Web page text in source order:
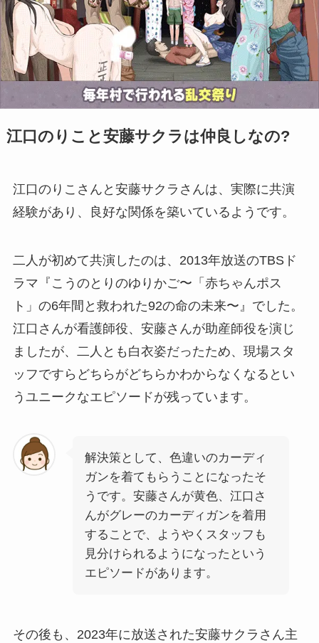
江口のりこと安藤サクラは仲良しなの?
江口のりこさんと安藤サクラさんは、実際に共演
経験があり、良好な関係を築いているようです。
二人が初めて共演したのは、2013年放送のTBSド
ラマ『こうのとりのゆりかご〜「赤ちゃんポス
ト」の6年間と救われた92の命の未来〜』でした。
江口さんが看護師役、安藤さんが助産師役を演じ
ましたが、二人とも白衣姿だったため、現場スタ
ッフですらどちらがどちらかわからなくなるとい
うユニークなエピソードが残っています。
解決策として、色違いのカーディ
ガンを着てもらうことになったそ
うです。安藤さんが黄色、江口さ
んがグレーのカーディガンを着用
することで、ようやくスタッフも
見分けられるようになったという
エピソードがあります。
その後も、2023年に放送された安藤サクラさん主